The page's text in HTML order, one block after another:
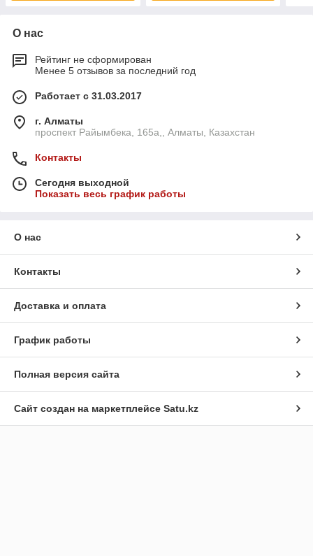
О нас
Рейтинг не сформирован
Менее 5 отзывов за последний год
Работает с 31.03.2017
г. Алматы
проспект Райымбека, 165а,, Алматы, Казахстан
Контакты
Сегодня выходной
Показать весь график работы
О нас
Контакты
Доставка и оплата
График работы
Полная версия сайта
Сайт создан на маркетплейсе Satu.kz